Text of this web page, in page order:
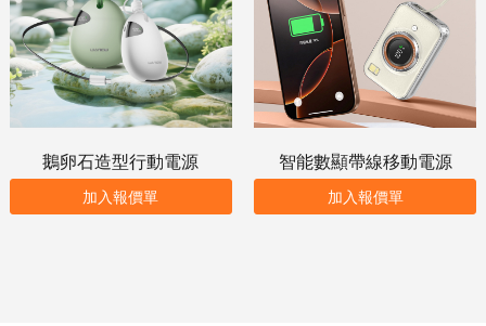
鵝卵石造型行動電源
加入報價單
智能數顯帶線移動電源
加入報價單